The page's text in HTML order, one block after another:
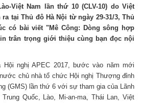
Việt Nam lần thứ 10 (CLV-10) do Việt
tại Thủ đô Hà Nội từ ngày 29-31/3, Thủ
có bài viết "Mê Công: Dòng sông hợp
trân trọng giới thiệu cùng bạn đọc nội
Hội nghị APEC 2017, bước vào năm mới
chủ nhà tổ chức Hội nghị Thượng đỉnh
(GMS) lần thứ 6 với sự tham gia của Lãnh
Quốc, Lào, Mi-an-ma, Thái Lan, Việt